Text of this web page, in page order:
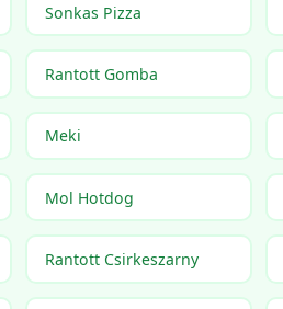
Sonkas Pizza
Rantott Gomba
Meki
Mol Hotdog
Rantott Csirkeszarny